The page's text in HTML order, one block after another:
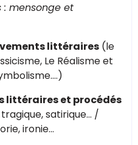
mensonge et
littéraires (le
Le Réalisme et
littéraires et procédés
tragique, satirique… /
ironie...